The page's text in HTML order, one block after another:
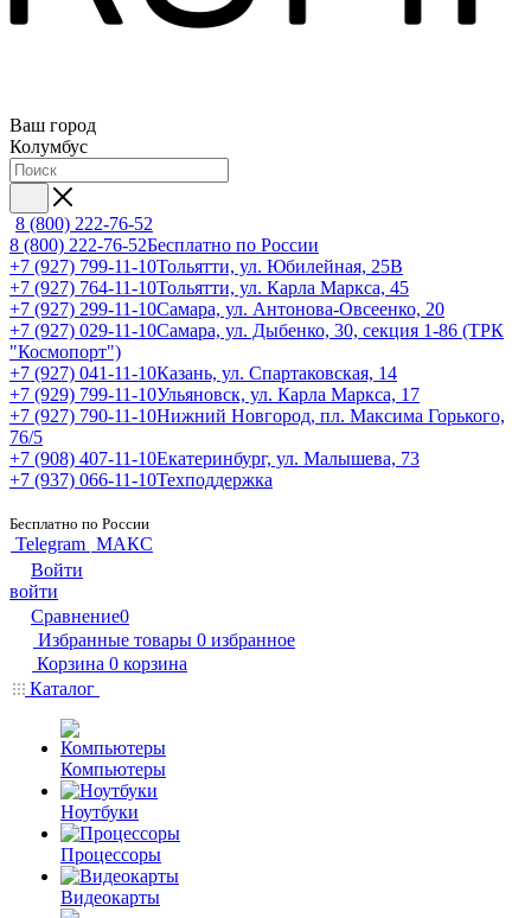
Ваш город
Колумбус
8 (800) 222-76-52
8 (800) 222-76-52Бесплатно по России
+7 (927) 799-11-10Тольятти, ул. Юбилейная, 25В
+7 (927) 764-11-10Тольятти, ул. Карла Маркса, 45
+7 (927) 299-11-10Самара, ул. Антонова-Овсеенко, 20
+7 (927) 029-11-10Самара, ул. Дыбенко, 30, секция 1-86 (ТРК
"Космопорт")
+7 (927) 041-11-10Казань, ул. Спартаковская, 14
+7 (929) 799-11-10Ульяновск, ул. Карла Маркса, 17
+7 (927) 790-11-10Нижний Новгород, пл. Максима Горького,
76/5
+7 (908) 407-11-10Екатеринбург, ул. Малышева, 73
+7 (937) 066-11-10Техподдержка
Бесплатно по России
Telegram МАКС
Войти
войти
Сравнение0
Избранные товары 0 избранное
Корзина 0 корзина
Каталог
Компьютеры
Ноутбуки
Процессоры
Видеокарты